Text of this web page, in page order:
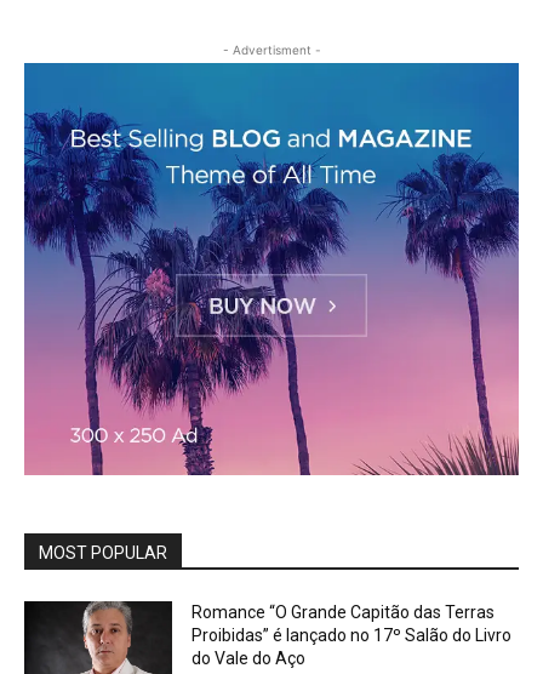
- Advertisment -
MOST POPULAR
Romance “O Grande Capitão das Terras
Proibidas” é lançado no 17º Salão do Livro
do Vale do Aço